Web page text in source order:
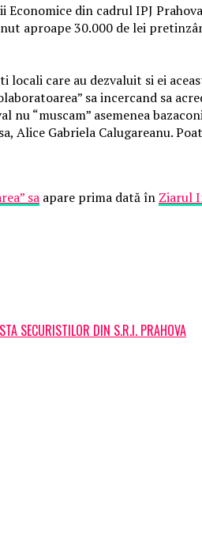
din cadrul IPJ
aproape 30.000 de lei
care au dezvaluit si ei
sa incercand sa
“muscam” asemenea
Alice Gabriela Calugareanu.
sa apare prima dată în Ziarul
SECURISTILOR DIN S.R.I. PRAHOVA